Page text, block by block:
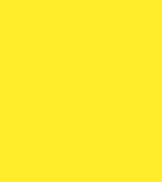
per l'adozione possono arrivare
di euro - generalmente paghi
la quota di iscrizione, la gestione
legislazione. I costi diventano
quando si decide per un'adozione
ancora possibile adottare un
quindi è spesso finanziato dallo
parte dei casi ci sono poche o
anche se decidi di scegliere
pagherai comunque meno che in